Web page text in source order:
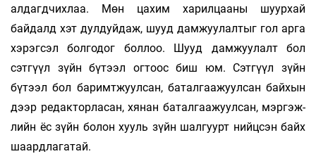
алдагдчихлаа. Мөн цахим харилцааны шуурхай
байдалд хэт дулдуйдаж, шууд дамжуулалтыг гол арга
хэрэгсэл болгодог боллоо. Шууд дамжуулалт бол
сэтгүүл зүйн бүтээл огтоос биш юм. Сэтгүүл зүйн
бүтээл бол баримтжуулсан, батал­гаажуулсан байхын
дээр редакторласан, хянан баталгаажуулсан, мэргэж­
лийн ёс зүйн болон хууль зүйн шалгуурт нийцсэн байх
шаардлагатай.